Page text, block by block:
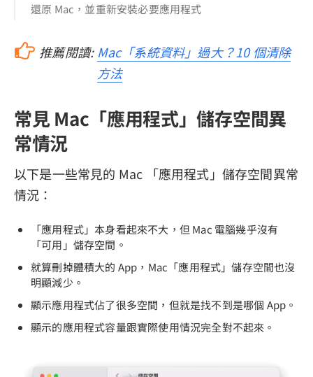
還原 Mac，並重新安裝必要應用程式
推薦閱讀: Mac「系統資料」過大？10 個清除
方法
常見 Mac「應用程式」儲存空間異
常情況
以下是一些常見的 Mac 「應用程式」儲存空間異常
情況：
「應用程式」本身看起來不大，但 Mac 電腦幾乎沒有
「可用」儲存空間。
就算刪掉體積大的 App，Mac「應用程式」儲存空間也沒
明顯減少。
顯示應用程式佔了很多空間，但就是找不到是哪個 App。
顯示的應用程式容量跟實際使用情況完全對不起來。